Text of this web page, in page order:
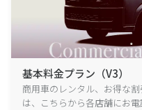
基本料金プラン（V3）
商用車のレンタル、お得な
は、こちらから各店舗にお電